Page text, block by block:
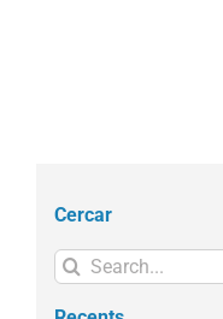
Cercar
Search
for: